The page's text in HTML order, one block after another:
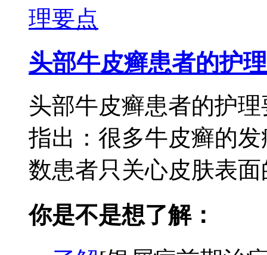
头部牛皮癣患者的护理
头部牛皮癣患者的护
指出：很多牛皮癣的
数患者只关心皮肤表
你是不是想了解：